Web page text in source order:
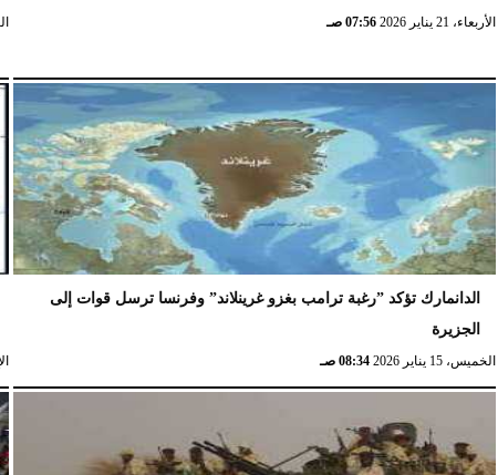
الأربعاء، 21 يناير 2026 07:56 صـ
الدانمارك تؤكد ”رغبة ترامب بغزو غرينلاند” وفرنسا ترسل قوات إلى
الجزيرة
الخميس، 15 يناير 2026 08:34 صـ